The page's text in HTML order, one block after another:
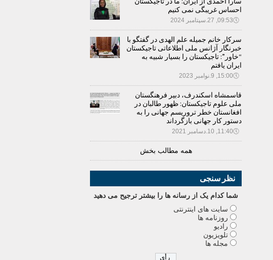
احساس غریبگی نمی کنیم
🕔09:53, 27.سپتامبر 2024
سرکار خانم جمیله علم الهدی در گفتگو با
خبرنگار آژانس ملی اطلاعاتی تاجیکستان
“خاور”: تاجیکستان را بسیار شبیه به
ایران یافتم
🕔15:00, 9.نوامبر 2023
قاسمشاه اسکندرف، دبیر فرهنگستان
ملی علوم تاجیکستان: ظهور طالبان در
افغانستان خطر تروریسم جهانی را به
دستور کار جهانی بازگرداند
🕔11:40, 10.دسامبر 2021
همه مطالب بخش
نظر سنجی
شما کدام يک از رسانه ها را بيشتر ترجيح می دهيد
سایت های اینترنتی
روزنامه ها
رادیو
تلویزیون
مجله ها